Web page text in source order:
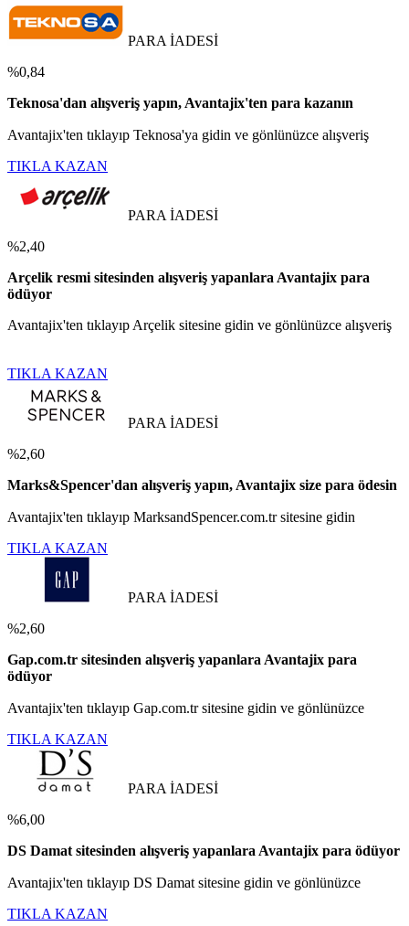
PARA İADESİ
%0,84
Teknosa'dan alışveriş yapın, Avantajix'ten para kazanın
Avantajix'ten tıklayıp Teknosa'ya gidin ve gönlünüzce alışveriş
TIKLA KAZAN
PARA İADESİ
%2,40
Arçelik resmi sitesinden alışveriş yapanlara Avantajix para
ödüyor
Avantajix'ten tıklayıp Arçelik sitesine gidin ve gönlünüzce alışveriş
TIKLA KAZAN
PARA İADESİ
%2,60
Marks&Spencer'dan alışveriş yapın, Avantajix size para ödesin
Avantajix'ten tıklayıp MarksandSpencer.com.tr sitesine gidin
TIKLA KAZAN
PARA İADESİ
%2,60
Gap.com.tr sitesinden alışveriş yapanlara Avantajix para
ödüyor
Avantajix'ten tıklayıp Gap.com.tr sitesine gidin ve gönlünüzce
TIKLA KAZAN
PARA İADESİ
%6,00
DS Damat sitesinden alışveriş yapanlara Avantajix para ödüyor
Avantajix'ten tıklayıp DS Damat sitesine gidin ve gönlünüzce
TIKLA KAZAN